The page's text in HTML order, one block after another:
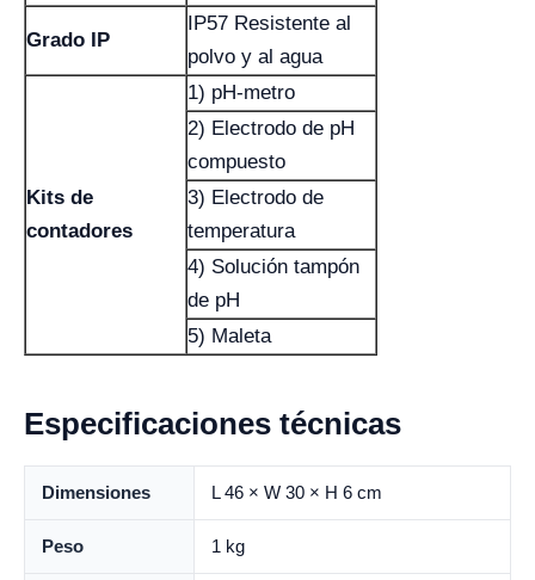
Grado IP
IP57 Resistente al
polvo y al agua
Kits de
contadores
1) pH-metro
2) Electrodo de pH
compuesto
3) Electrodo de
temperatura
4) Solución tampón
de pH
5) Maleta
Especificaciones técnicas
Dimensiones L 46 × W 30 × H 6 cm
Peso 1 kg